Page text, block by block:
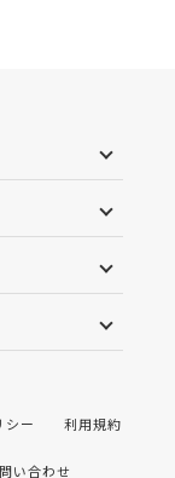
シー 利用規約
い合わせ